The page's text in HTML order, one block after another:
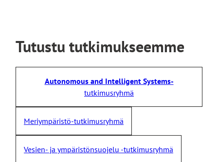
Tutustu tutkimukseemme
Autonomous and Intelligent Systems-
tutkimusryhmä
Meriympäristö-tutkimusryhmä
Vesien- ja ympäristönsuojelu -tutkimusryhmä